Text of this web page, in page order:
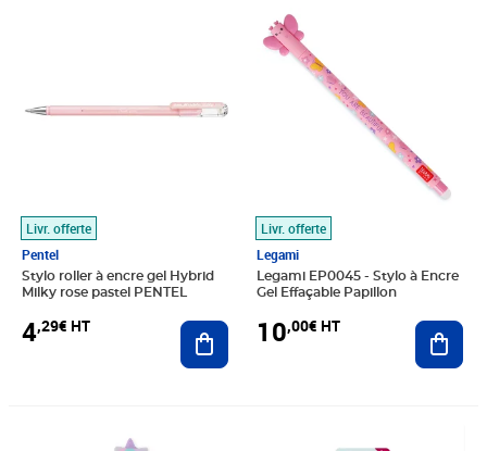
Livr. offerte
Pentel
Stylo roller à encre gel Hybrid
Milky rose pastel PENTEL
4,29€ HT Ajouter au panier
Livr. offerte
Legami
Legami EP0045 - Stylo à Encre
Gel Effaçable Papillon
10,00€ HT
Prix 10,00€ HT